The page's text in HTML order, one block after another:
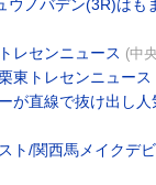
ウノバデン(3R)はも
レセンニュース (中
東トレセンニュース
が直線で抜け出し
ト/関西馬メイクデ